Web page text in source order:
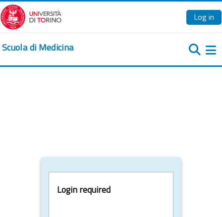
Skip to main content
Log in
Scuola di Medicina
Login required